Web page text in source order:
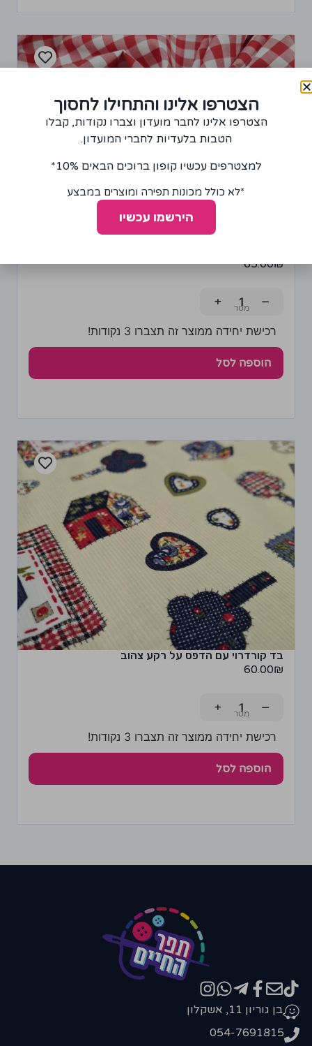
65.00₪
−
+
רכישת יחידה ממוצר זה תצברו 3 נקודות!
הוספה לסל
בד קורדרוי עם הדפס על רקע צהוב
60.00₪
−
+
רכישת יחידה ממוצר זה תצברו 3 נקודות!
הוספה לסל
בן גוריון 11, אשקלון
054-7691815
הצטרפו אלינו והתחילו לחסוך
הצטרפו אלינו לחבר מועדון וצברו נקודות, קבלו
הטבות בלעדיות לחברי המועדון.
למצטרפים עכשיו קופון ברוכים הבאים 10%*
*לא כולל מכונות תפירה ומוצרים במבצע
הירשמו עכשיו